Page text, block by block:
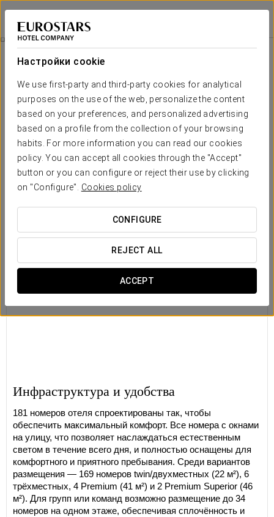
Настройки cookie
We use first-party and third-party cookies for analytical
purposes on the use of the web, personalize the content
based on your preferences, and personalized advertising
based on a profile from the collection of your browsing
habits. For more information you can read our cookies
policy. You can accept all cookies through the "Accept"
button or you can configure or reject their use by clicking
on "Configure". Cookies policy
CONFIGURE
REJECT ALL
ACCEPT
Exe Coruña
А-КОРУНЬЯ
Спортивные Команды
В Exe Coruña мы понимаем потребности спортивных команд
и предлагаем спокойную, уединённую атмосферу, тщательно
продуманную до каждой детали. Мы предоставляем
варианты отдыха и индивидуальные меню, универсальные
залы для встреч и технических брифингов, а также
возможность приватизации целых этажей для обеспечения
безопасности и концентрации. Наш опыт работы с
командами высокого уровня говорит сам за себя.
Инфраструктура и удобства
181 номеров отеля спроектированы так, чтобы
обеспечить максимальный комфорт. Все номера с окнами
на улицу, что позволяет наслаждаться естественным
светом в течение всего дня, и полностью оснащены для
комфортного и приятного пребывания. Среди вариантов
размещения — 169 номеров twin/двухместных (22 м²), 6
трёхместных, 4 Premium (41 м²) и 2 Premium Superior (46
м²). Для групп или команд возможно размещение до 34
номеров на одном этаже, обеспечивая сплочённость и